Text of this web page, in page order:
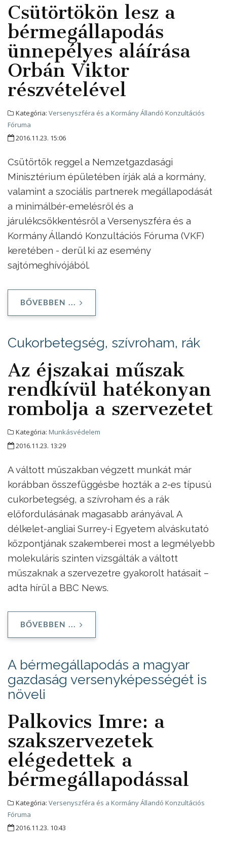
Csütörtökön lesz a
bérmegállapodás
ünnepélyes aláírása
Orbán Viktor
részvételével
Kategória: Versenyszféra és a Kormány Állandó Konzultációs
Fóruma
2016.11.23. 15:06
Csütörtök reggel a Nemzetgazdasági
Minisztérium épületében írják alá a kormány,
valamint a szociális partnerek megállapodását
a minimálbér-emelésről és a
járulékcsökkentésről a Versenyszféra és a
Kormány Állandó Konzultációs Fóruma (VKF)
keretében - derül ki az esemény
sajtómeghívójából.
BŐVEBBEN ...
Cukorbetegség, szívroham, rák
Az éjszakai műszak
rendkívül hatékonyan
rombolja a szervezetet
Kategória: Munkásvédelem
2016.11.23. 13:29
A váltott műszakban végzett munkát már
korábban összefüggésbe hozták a 2-es típusú
cukorbetegség, a szívroham és a rák
előfordulásának magasabb arányával. A
délkelet-angliai Surrey-i Egyetem alváskutató
központjának szakemberei most a legmélyebb
molekuláris szinten vizsgálták a váltott
műszaknak a szervezetre gyakorolt hatásait –
adta hírül a BBC News.
BŐVEBBEN ...
A bérmegállapodás a magyar
gazdaság versenyképességét is
növeli
Palkovics Imre: a
szakszervezetek
elégedettek a
bérmegállapodással
Kategória: Versenyszféra és a Kormány Állandó Konzultációs
Fóruma
2016.11.23. 10:43